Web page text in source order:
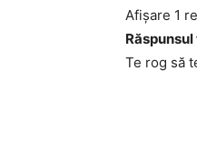
Afișare 1
Te rog să